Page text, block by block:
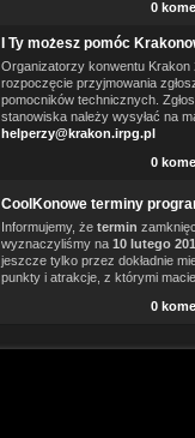
0
I Ty możesz pomóc
Organizatorzy konwentu Krakon
rozpoczęcie przyjmowania
pomocników technicznych.
stanowiska należy wysyłać na
helperzy@krakon.irpg.pl
0
CoolKonowe terminy
Informujemy, że termin
wyznaczyliśmy na 10 lutego
jeszcze tylko przez dokładnie
punkty i atrakcje, z którymi
0